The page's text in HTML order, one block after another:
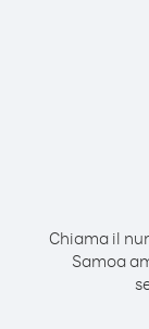
Chiama il
Samoa